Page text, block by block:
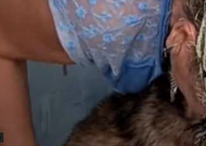
Події
Херсонські